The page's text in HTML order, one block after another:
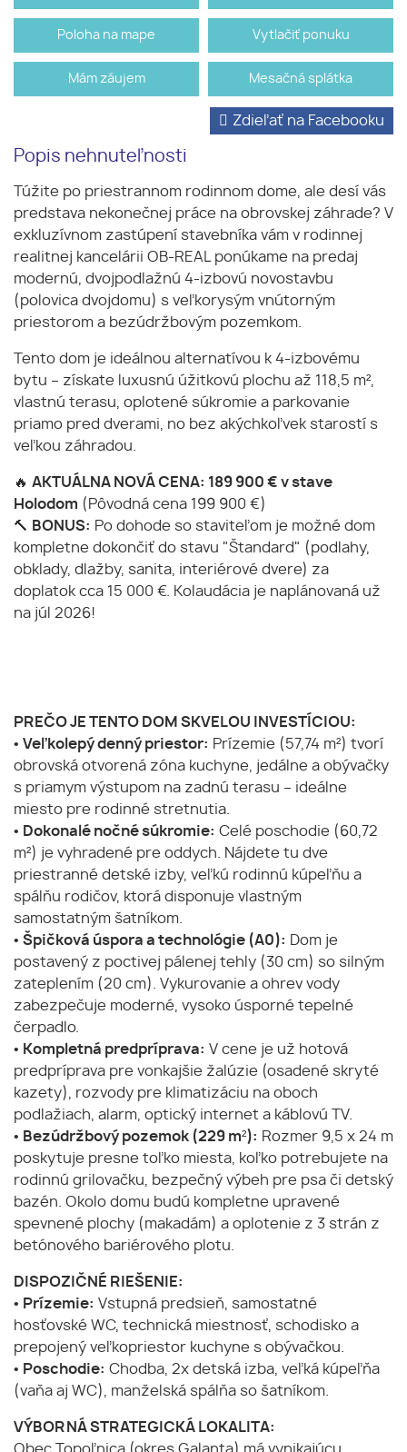
Poloha na mape Vytlačiť ponuku
Mám záujem Mesačná splátka
Popis nehnuteľnosti
Zdieľať na Facebooku
Túžite po priestrannom rodinnom dome, ale desí vás
predstava nekonečnej práce na obrovskej záhrade? V
exkluzívnom zastúpení stavebníka vám v rodinnej
realitnej kancelárii OB-REAL ponúkame na predaj
modernú, dvojpodlažnú 4-izbovú novostavbu
(polovica dvojdomu) s veľkorysým vnútorným
priestorom a bezúdržbovým pozemkom.
Tento dom je ideálnou alternatívou k 4-izbovému
bytu – získate luxusnú úžitkovú plochu až 118,5 m²,
vlastnú terasu, oplotené súkromie a parkovanie
priamo pred dverami, no bez akýchkoľvek starostí s
veľkou záhradou.
🔥 AKTUÁLNA NOVÁ CENA: 189 900 € v stave
Holodom (Pôvodná cena 199 900 €)
🔨 BONUS: Po dohode so staviteľom je možné dom
kompletne dokončiť do stavu "Štandard" (podlahy,
obklady, dlažby, sanita, interiérové dvere) za
doplatok cca 15 000 €. Kolaudácia je naplánovaná už
na júl 2026!
PREČO JE TENTO DOM SKVELOU INVESTÍCIOU:
• Veľkolepý denný priestor: Prízemie (57,74 m²) tvorí
obrovská otvorená zóna kuchyne, jedálne a obývačky
s priamym výstupom na zadnú terasu – ideálne
miesto pre rodinné stretnutia.
• Dokonalé nočné súkromie: Celé poschodie (60,72
m²) je vyhradené pre oddych. Nájdete tu dve
priestranné detské izby, veľkú rodinnú kúpeľňu a
spálňu rodičov, ktorá disponuje vlastným
samostatným šatníkom.
• Špičková úspora a technológie (A0):
Dom je
postavený z poctivej pálenej tehly (30 cm) so silným
zateplením (20 cm). Vykurovanie a ohrev vody
zabezpečuje moderné, vysoko úsporné tepelné
čerpadlo.
• Kompletná predpríprava: V cene je už hotová
predpríprava pre vonkajšie žalúzie (osadené skryté
kazety), rozvody pre klimatizáciu na oboch
podlažiach, alarm, optický internet a káblovú TV.
• Bezúdržbový pozemok (229 m²): Rozmer 9,5 x 24 m
poskytuje presne toľko miesta, koľko potrebujete na
rodinnú grilovačku, bezpečný výbeh pre psa či detský
bazén. Okolo domu budú kompletne upravené
spevnené plochy (makadám) a oplotenie z 3 strán z
betónového bariérového plotu.
DISPOZIČNÉ RIEŠENIE:
• Prízemie: Vstupná predsieň, samostatné
hosťovské WC, technická miestnosť, schodisko a
prepojený veľkopriestor kuchyne s obývačkou.
• Poschodie: Chodba, 2x detská izba, veľká kúpeľňa
(vaňa aj WC), manželská spálňa so šatníkom.
VÝBORNÁ STRATEGICKÁ LOKALITA: